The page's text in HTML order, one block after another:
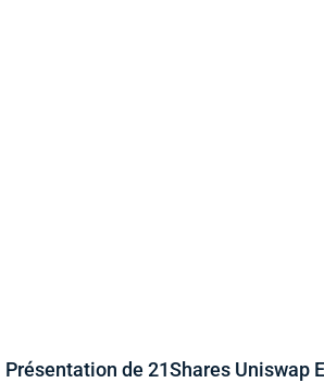
Présentation de 21Shares Uniswap